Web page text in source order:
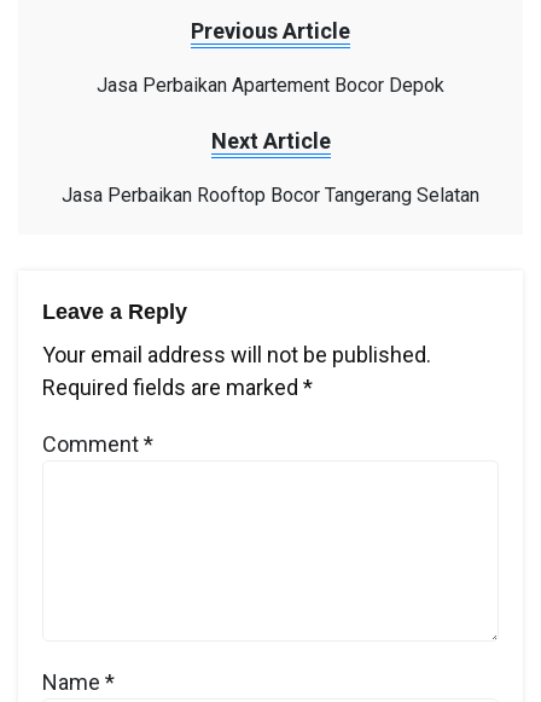
Previous Article
Jasa Perbaikan Apartement Bocor Depok
Next Article
Jasa Perbaikan Rooftop Bocor Tangerang Selatan
Leave a Reply
Your email address will not be published.
Required fields are marked *
Comment*
Name *